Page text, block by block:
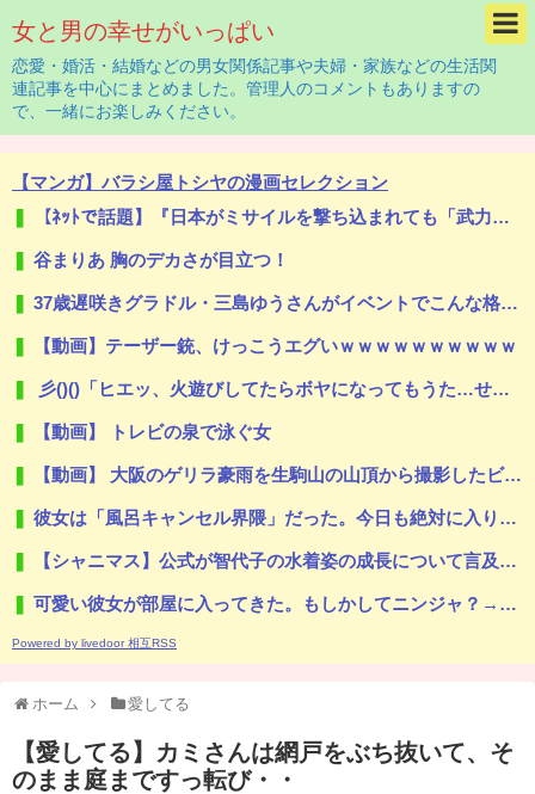
女と男の幸せがいっぱい
恋愛・婚活・結婚などの男女関係記事や夫婦・家族などの生活関
連記事を中心にまとめました。管理人のコメントもありますの
で、一緒にお楽しみください。
【マンガ】バラシ屋トシヤの漫画セレクション
【ﾈｯﾄで話題】『日本がミサイルを撃ち込まれても「武力強化すれば良かった」ではなく「外交不足」なんですよ！』ｗｗｗｗｗｗｗｗｗｗｗｗｗｗｗｗ
谷まりあ 胸のデカさが目立つ！
37歳遅咲きグラドル・三島ゆうさんがイベントでこんな格好する
【動画】テーザー銃、けっこうエグいｗｗｗｗｗｗｗｗｗｗ
彡()()「ヒエッ、火遊びしてたらボヤになってもうた…せや！」⇒ｗｗ
【動画】 トレビの泉で泳ぐ女
【動画】 大阪のゲリラ豪雨を生駒山の山頂から撮影したビデオが美しい。
彼女は「風呂キャンセル界隈」だった。今日も絶対に入りたくない！ → お風呂の前でこうなります…
【シャニマス】公式が智代子の水着姿の成長について言及してる！！！
可愛い彼女が部屋に入ってきた。もしかしてニンジャ？→スタイリッシュな動きはこちらです…
Powered by livedoor 相互RSS
ホーム 愛してる
【愛してる】カミさんは網戸をぶち抜いて、そ
のまま庭まですっ転び・・